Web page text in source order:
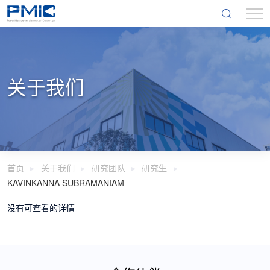
关于我们
首页 关于我们 研究团队
研究生
KAVINKANNA SUBRAMANIAM
没有可查看的详情